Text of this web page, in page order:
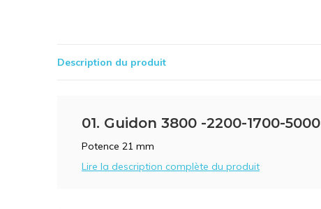
Description du produit
01. Guidon 3800 -2200-1700-5000
Potence 21 mm
Lire la description complète du produit